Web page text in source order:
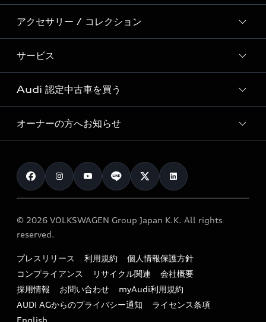
Audi Sport
Formula 1®
デジタルサービス
新車在庫検索
試乗車・展示車検索
見積り依頼
試乗予約
モデル一覧
特別仕様モデル / 限定モデル
e-tronラインアップ
価格シミュレーション
車両比較
カタログ一覧
アクセサリー / コレクション
純正アクセサリー
オンラインショップ
Audi collection
アウディナビアプリ
サービス
サービス入庫予約
サービスプログラム
メンテナンス
車検 / 定期点検
e-tronアフターサポート
myAudi
Audi 認定中古車を買う
Audi認定中古車
クオリティ
保証
メンテナンス
ファイナンス
キャンペーン / イベント
買取査定
オーナーの方へお知らせ
お知らせ
オーナー様向けキャンペーン
特定整備適用車一覧
リサイクル法
よくある質問（FAQ）
© 2026 VOLKSWAGEN Group Japan K.K. All rights
reserved.
プレスリリース 利用規約
個人情報保護方針
コンプライアンス
リサイクル関連
会社概要
採用情報
お問い合わせ
myAudi利用規約
AUDI AGからのプライバシー通知
ライセンス条項
English